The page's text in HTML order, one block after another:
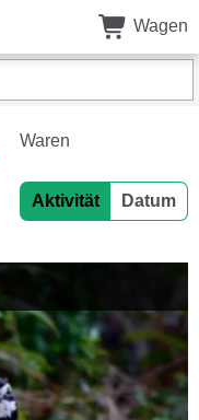
Wagen
Waren
Aktivität Datum